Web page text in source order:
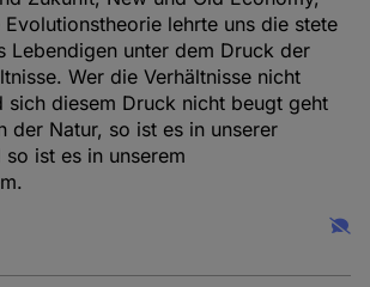
lehrte uns die stete
Lebendigen unter dem Druck der
Wer die Verhältnisse nicht
sich diesem Druck nicht beugt geht
der Natur, so ist es in unserer
so ist es in unserem